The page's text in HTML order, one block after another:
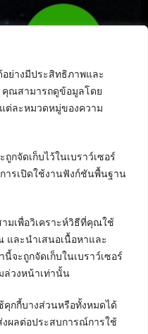
ย่างมีประสิทธิภาพและ
คุณสามารถดูข้อมูลโดย
ต่ละหมวดหมู่ของความ
ถูกจัดเก็บไว้ในเบราว์เซอร์
ารเปิดใช้งานฟังก์ชันพื้นฐาน
มเพื่อวิเคราะห์วิธีที่คุณใช้
และนำเสนอเนื้อหาและ
จะถูกจัดเก็บในเบราว์เซอร์
วงหน้าเท่านั้น
คุกกี้บางส่วนหรือทั้งหมดได้
งผลต่อประสบการณ์การใช้